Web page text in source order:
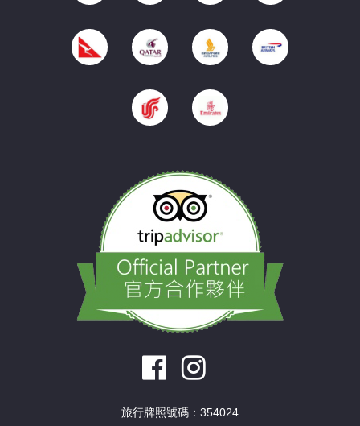
旅行牌照號碼：354024